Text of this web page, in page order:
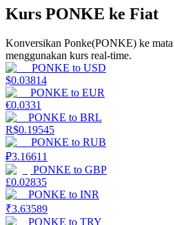
Babi Kekuatan
Dapatkan imbalan kompetitif
Mempertaruhkan
Kurs PONKE ke Fiat
Konversikan Ponke(PONKE) ke mata
menggunakan kurs real-time.
PONKE to USD
$0.03814
PONKE to EUR
€0.0331
PONKE to BRL
R$0.19545
PONKE to RUB
₽3.16611
PONKE to GBP
£0.02835
PONKE to INR
₹3.63589
PONKE to TRY